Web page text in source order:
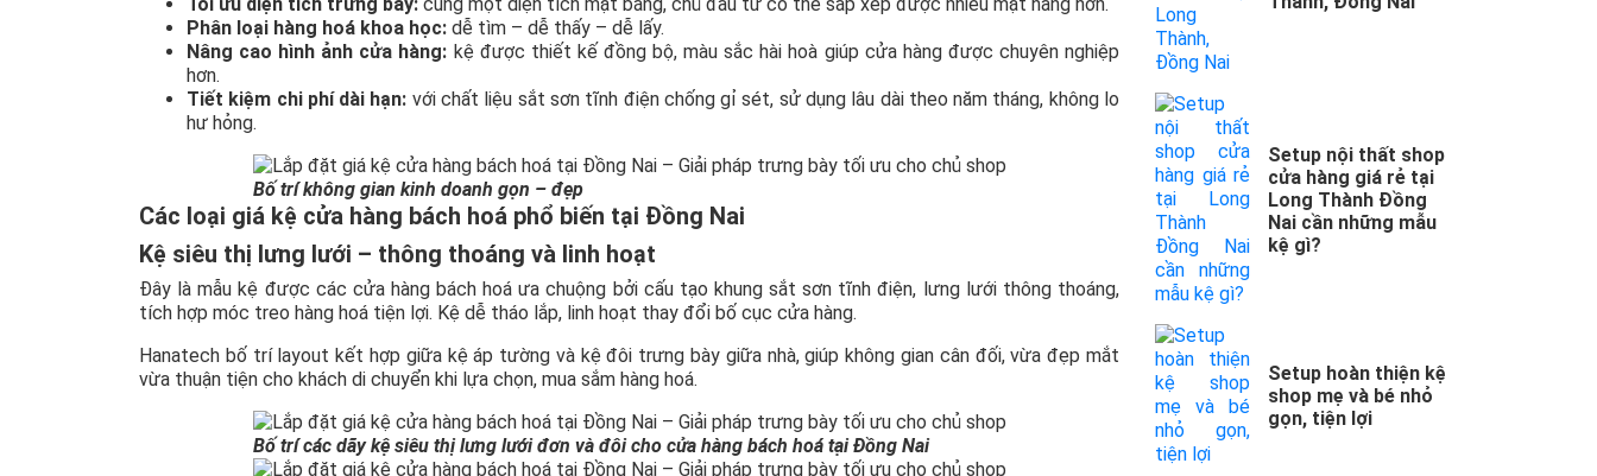
Phân loại hàng hoá khoa học: dễ tìm – dễ thấy – dễ lấy.
Nâng cao hình ảnh cửa hàng: kệ được thiết kế đồng bộ, màu sắc hài hoà giúp cửa hàng được chuyên nghiệp
hơn.
Tiết kiệm chi phí dài hạn: với chất liệu sắt sơn tĩnh điện chống gỉ sét, sử dụng lâu dài theo năm tháng, không lo
hư hỏng.
Bố trí không gian kinh doanh gọn – đẹp
Các loại giá kệ cửa hàng bách hoá phổ biến tại Đồng Nai
Kệ siêu thị lưng lưới – thông thoáng và linh hoạt
Đây là mẫu kệ được các cửa hàng bách hoá ưa chuộng bởi cấu tạo khung sắt sơn tĩnh điện, lưng lưới thông thoáng,
tích hợp móc treo hàng hoá tiện lợi. Kệ dễ tháo lắp, linh hoạt thay đổi bố cục cửa hàng.
Hanatech bố trí layout kết hợp giữa kệ áp tường và kệ đôi trưng bày giữa nhà, giúp không gian cân đối, vừa đẹp mắt
vừa thuận tiện cho khách di chuyển khi lựa chọn, mua sắm hàng hoá.
Bố trí các dãy kệ siêu thị lưng lưới đơn và đôi cho cửa hàng bách hoá tại Đồng Nai
Setup nội thất shop
cửa hàng giá rẻ tại
Long Thành Đồng
Nai cần những mẫu
kệ gì?
Setup hoàn thiện kệ
shop mẹ và bé nhỏ
gọn, tiện lợi